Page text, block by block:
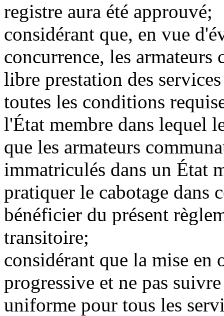
registre aura été approuvé;
considérant que, en vue
concurrence, les
libre prestation des
toutes les conditions
l'État membre dans lequel
que les armateurs
immatriculés dans un État
pratiquer le cabotage dans
bénéficier du présent
transitoire;
considérant que la mise en
progressive et ne pas
uniforme pour tous les